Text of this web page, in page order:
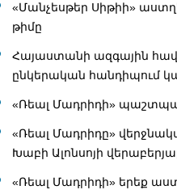
«Մանչեսթեր Սիթիի»
թիմը
Հայաստանի ազգային
ընկերական հանդիպում
«Ռեալ Մադրիդի»
«Ռեալ Մադրիդը»
Խաբի Ալոնսոյի
«Ռեալ Մադրիդի» երեք